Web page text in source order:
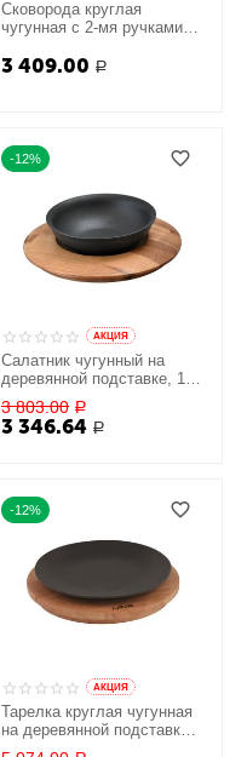
Сковорода круглая
чугунная с 2-мя ручками
16 см, LAVA
3 409.00 Р
-12%
AКЦИЯ
Салатник чугунный на
деревянной подставке, 14
см, LAVA
3 803.00 Р
3 346.64 Р
-12%
AКЦИЯ
Тарелка круглая чугунная
на деревянной подставке,
25 см, LAVA